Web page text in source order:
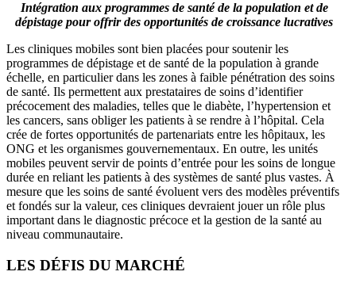
Intégration aux programmes de santé de la population et de
dépistage pour offrir des opportunités de croissance lucratives
Les cliniques mobiles sont bien placées pour soutenir les
programmes de dépistage et de santé de la population à grande
échelle, en particulier dans les zones à faible pénétration des soins
de santé. Ils permettent aux prestataires de soins d’identifier
précocement des maladies, telles que le diabète, l’hypertension et
les cancers, sans obliger les patients à se rendre à l’hôpital. Cela
crée de fortes opportunités de partenariats entre les hôpitaux, les
ONG et les organismes gouvernementaux. En outre, les unités
mobiles peuvent servir de points d’entrée pour les soins de longue
durée en reliant les patients à des systèmes de santé plus vastes. À
mesure que les soins de santé évoluent vers des modèles préventifs
et fondés sur la valeur, ces cliniques devraient jouer un rôle plus
important dans le diagnostic précoce et la gestion de la santé au
niveau communautaire.
LES DÉFIS DU MARCHÉ